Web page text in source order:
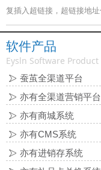
复插入超链接，超链接地
软件产品
Eysln Software Product
蚕茧全渠道平台
亦有全渠道营销平台
亦有商城系统
亦有CMS系统
亦有进销存系统